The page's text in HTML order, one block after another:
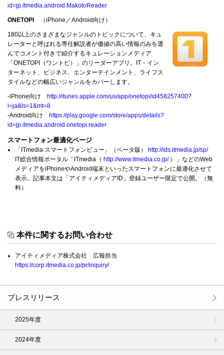
id=jp.itmedia.android.MakotoReader
ONETOPI （iPhone／Android向け）
180以上のさまざまなジャンルのトピックについて、キュ
レーターと呼ばれる専任解説者が価値の高い情報のみを選
んでコメント付きで紹介するキュレーションメディア
「ONETOPI（ワントピ）」のリーダーアプリ。IT・イン
ターネット、ビジネス、エンターテインメント、ライフス
タイルなどの幅広いジャンルをカバーします。
‐iPhone向け http://itunes.apple.com/us/app/onetopi/id458257400?
l=ja&ls=1&mt=8
‐Android向け https://play.google.com/store/apps/details?
id=jp.itmedia.android.onetopi.reader
スマートフォン最適化ページ
「ITmedia スマートフォンビュー」（ベータ版） http://ids.itmedia.jp/sp/
IT総合情報ポータル「ITmedia（ http://www.itmedia.co.jp/）」などのWeb
メディアをiPhoneやAndroid端末といったスマートフォンに最適化させて
表示。記事本文は「アイティメディアID」登録ユーザー限定で公開。（無
料）
本件に関するお問い合わせ
アイティメディア株式会社 広報担当
https://corp.itmedia.co.jp/pr/inquiry/
プレスリリース
2025年度
2024年度